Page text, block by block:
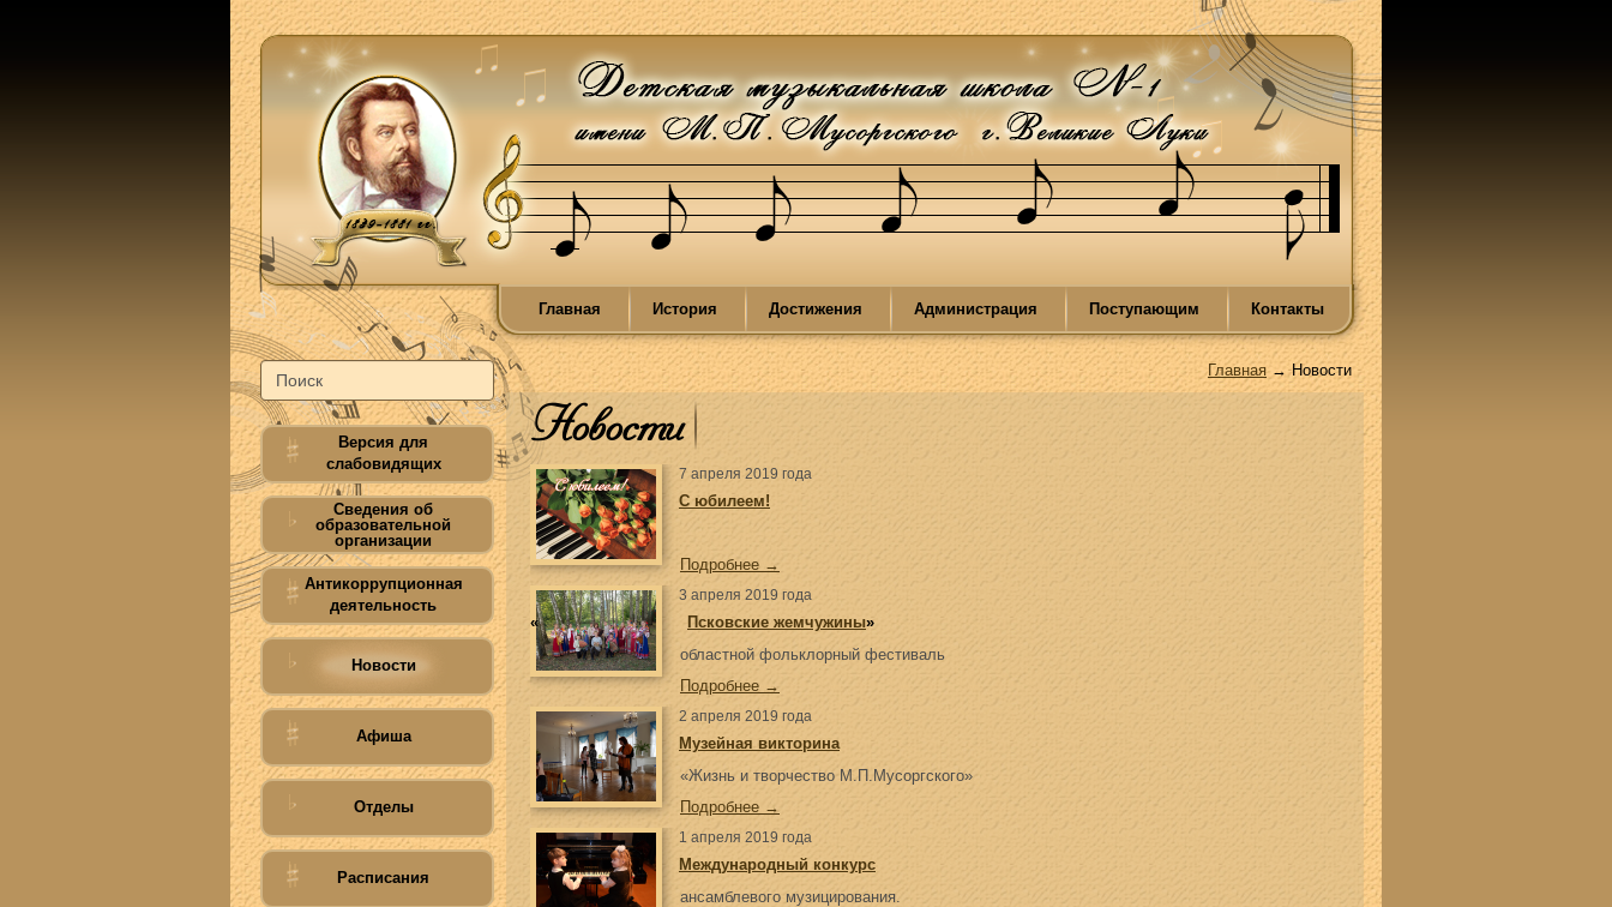
Главная История Достижения Администрация Поступающим Контакты
Версия для
слабовидящих
Сведения об
образовательной
организации
Антикоррупционная
деятельность
Новости
Афиша
Отделы
Расписания
Главная → Новости
Новости
7 апреля 2019 года
С юбилеем!
Подробнее →
3 апреля 2019 года
« Псковские жемчужины»
областной фольклорный фестиваль
Подробнее →
2 апреля 2019 года
Музейная викторина
«Жизнь и творчество М.П.Мусоргского»
Подробнее →
1 апреля 2019 года
Международный конкурс
ансамблевого музицирования.